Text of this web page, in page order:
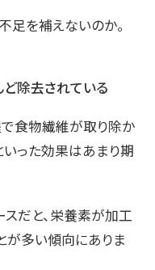
足を補えないのか。
除去されている
で食物繊維が取り除か
った効果はあまり期
スだと、栄養素が加工
が多い傾向にありま